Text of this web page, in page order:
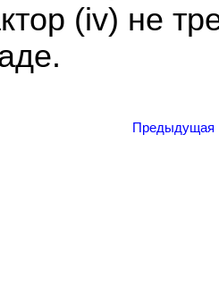
(iv) не
Предыдущая